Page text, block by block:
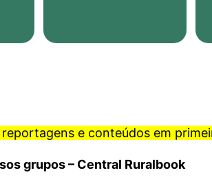
e conteúdos em
grupos – Central Ruralbook